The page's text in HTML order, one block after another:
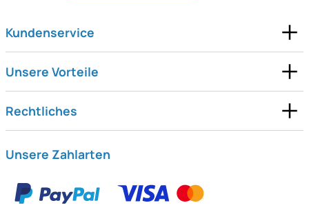
Kundenservice
Unsere Vorteile
Rechtliches
Unsere Zahlarten